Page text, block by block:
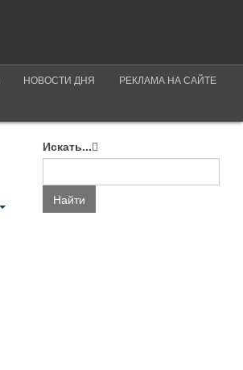
НОВОСТИ ДНЯ РЕКЛАМА НА САЙТЕ
Искать...
Найти